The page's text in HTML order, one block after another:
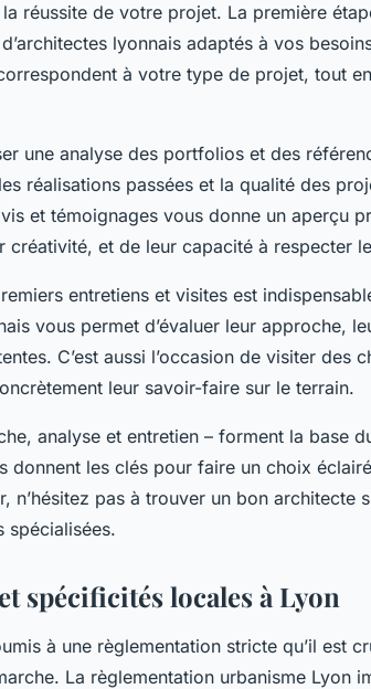
réussite de votre projet. La première
lyonnais adaptés à vos
à votre type de projet, tout
une analyse des portfolios et des
réalisations passées et la qualité des
et témoignages vous donne un aperçu
créativité, et de leur capacité à respecter
entretiens et visites est
vous permet d’évaluer leur approche,
C’est aussi l’occasion de visiter des
leur savoir-faire sur le terrain.
analyse et entretien – forment la base
donnent les clés pour faire un choix
n’hésitez pas à trouver un bon architecte
spécialisées.
spécificités locales à Lyon
à une règlementation stricte qu’il est
La règlementation urbanisme Lyon